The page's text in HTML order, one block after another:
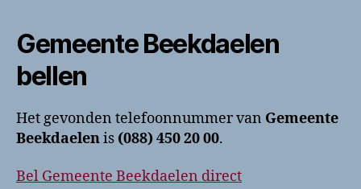
Gemeente Beekdaelen
bellen
Het gevonden telefoonnummer van Gemeente
Beekdaelenis (088) 450 20 00.
Bel Gemeente Beekdaelen direct